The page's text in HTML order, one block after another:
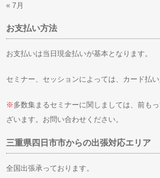
« 7月
お支払い方法
お支払いは当日現金払いが基本となります。
セミナー、セッションによっては、カード払
※多数集まるセミナーに関しましては、前も
ざいます。お問い合わせください。
三重県四日市市からの出張対応エリア
全国出張承っております。